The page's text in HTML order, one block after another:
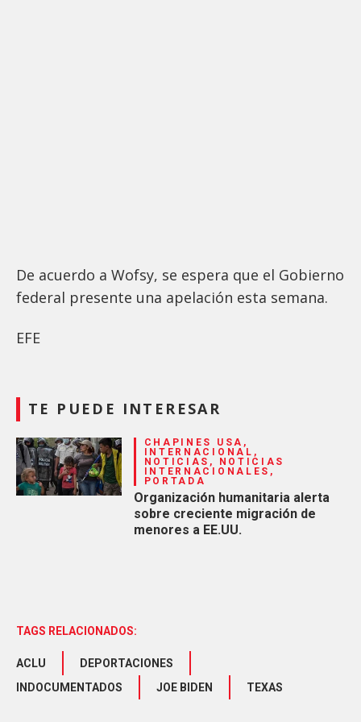
De acuerdo a Wofsy, se espera que el Gobierno
federal presente una apelación esta semana.
EFE
TE PUEDE INTERESAR
CHAPINES USA,
INTERNACIONAL,
NOTICIAS, NOTICIAS
INTERNACIONALES,
PORTADA
Organización humanitaria alerta
sobre creciente migración de
menores a EE.UU.
TAGS RELACIONADOS:
ACLU
DEPORTACIONES
INDOCUMENTADOS
JOE BIDEN TEXAS